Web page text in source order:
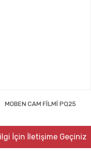
MOBEN CAM FİLMİ PQ25
İçin İletişime Geçiniz